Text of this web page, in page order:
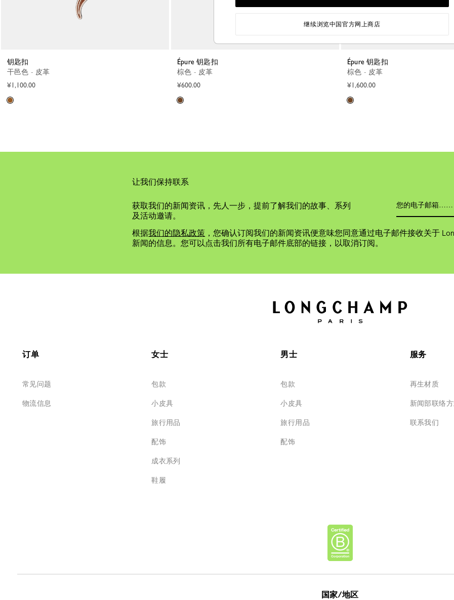
钥匙扣
干邑色 - 皮革
¥1,100.00
Épure 钥匙扣
棕色 - 皮革
¥600.00
Épure 钥匙扣
棕色 - 皮革
¥1,600.00
让我们保持联系
获取我们的新闻资讯，先人一步，提前了解我们的故事、系列
及活动邀请。
根据我们的隐私政策 ，您确认订阅我们的新闻资讯便意味您同意通过电子邮件接收关于
新闻的信息。您可以点击我们所有电子邮件底部的链接，以取消订阅。
订单
常见问题
物流信息
女士
包款
小皮具
旅行用品
配饰
成衣系列
鞋履
男士
包款
小皮具
旅行用品
配饰
服务
再生材质
新闻部联络
联系我们
国家/地区
继续浏览中国官方网上商店